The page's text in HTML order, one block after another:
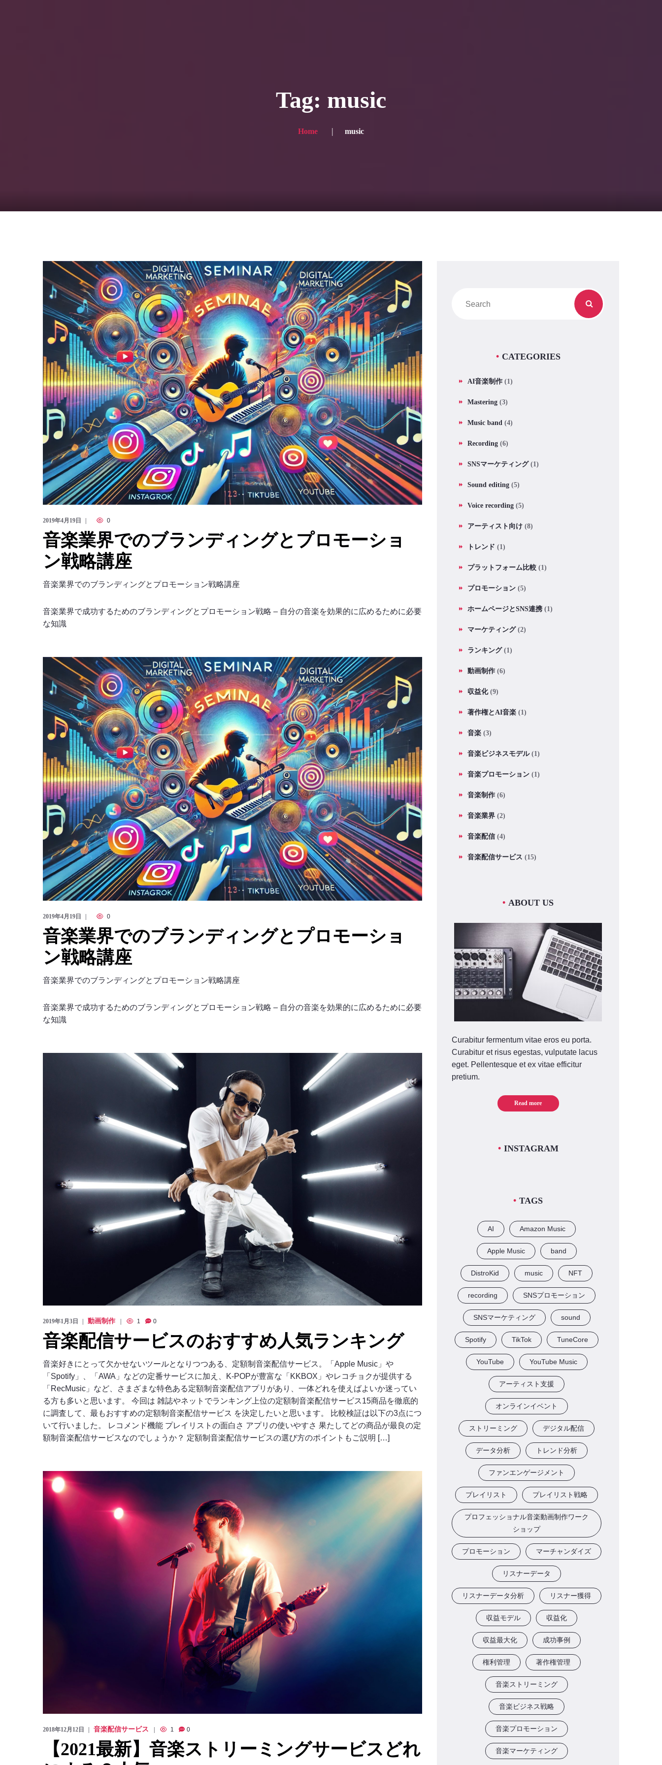
Tag: music
Home music
2019年4月19日 0
音楽業界でのブランディングとプロモーショ
ン戦略講座
音楽業界でのブランディングとプロモーション戦略講座
音楽業界で成功するためのブランディングとプロモーション戦略 – 自分の音楽を効果的に広めるために必要
な知識
2019年4月19日 0
音楽業界でのブランディングとプロモーショ
ン戦略講座
音楽業界でのブランディングとプロモーション戦略講座
音楽業界で成功するためのブランディングとプロモーション戦略 – 自分の音楽を効果的に広めるために必要
な知識
2019年1月3日 動画制作 1 0
音楽配信サービスのおすすめ人気ランキング
音楽好きにとって欠かせないツールとなりつつある、定額制音楽配信サービス。「Apple Music」や
「Spotify」、「AWA」などの定番サービスに加え、K-POPが豊富な「KKBOX」やレコチョクが提供する
「RecMusic」など、さまざまな特色ある定額制音楽配信アプリがあり、一体どれを使えばよいか迷ってい
る方も多いと思います。 今回は 雑誌やネットでランキング上位の定額制音楽配信サービス15商品を徹底的
に調査して、最もおすすめの定額制音楽配信サービス を決定したいと思います。 比較検証は以下の3点につ
いて行いました。 レコメンド機能 プレイリストの面白さ アプリの使いやすさ 果たしてどの商品が最良の定
額制音楽配信サービスなのでしょうか？ 定額制音楽配信サービスの選び方のポイントもご説明 […]
2018年12月12日 音楽配信サービス 1 0
【2021最新】音楽ストリーミングサービスどれ
CATEGORIES
AI音楽制作 (1)
Mastering (3)
Music band (4)
Recording (6)
SNSマーケティング(1)
Sound editing (5)
Voice recording (5)
アーティスト向け (8)
トレンド (1)
プラットフォーム比較 (1)
プロモーション (5)
ホームページとSNS連携 (1)
マーケティング(2)
ランキング(1)
動画制作 (6)
収益化(9)
著作権とAI音楽 (1)
音楽 (3)
音楽ビジネスモデル(1)
音楽プロモーション (1)
音楽制作 (6)
音楽業界 (2)
音楽配信 (4)
音楽配信サービス (15)
ABOUT US
Curabitur fermentum vitae eros eu porta.
Curabitur et risus egestas, vulputate lacus
eget. Pellentesque et ex vitae efficitur
pretium.
Read more
INSTAGRAM
TAGS
AI Amazon Music
Apple Music band
DistroKid music NFT
recording SNSプロモーション
SNSマーケティング sound
Spotify TikTok TuneCore
YouTube YouTube Music
アーティスト支援
オンラインイベント
ストリーミング デジタル配信
データ分析 トレンド分析
ファンエンゲージメント
プレイリスト プレイリスト戦略
プロフェッショナル音楽動画制作ワーク
ショップ
プロモーション マーチャンダイズ
リスナーデータ
リスナーデータ分析 リスナー獲得
収益モデル 収益化
収益最大化 成功事例
権利管理 著作権管理
音楽ストリーミング
音楽ビジネス戦略
音楽プロモーション
音楽マーケティング